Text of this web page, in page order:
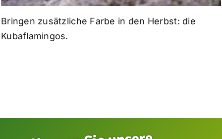
Bringen zusätzliche Farbe in den Herbst: die
Kubaflamingos.